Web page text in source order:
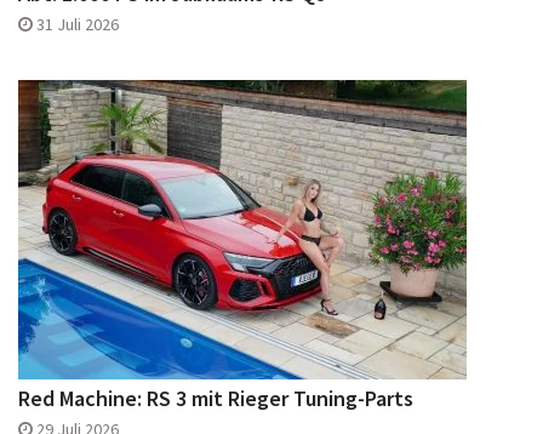
31 Juli 2026
Red Machine: RS 3 mit Rieger Tuning-Parts
29 Juli 2026